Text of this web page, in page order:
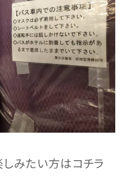
みたい方はコチラ